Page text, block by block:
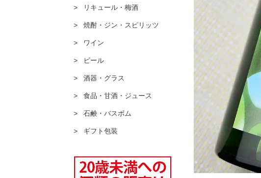
リキュール・梅酒
焼酎・ジン・スピリッツ
ワイン
ビール
酒器・グラス
食品・甘酒・ジュース
石鹸・バスボム
ギフト包装